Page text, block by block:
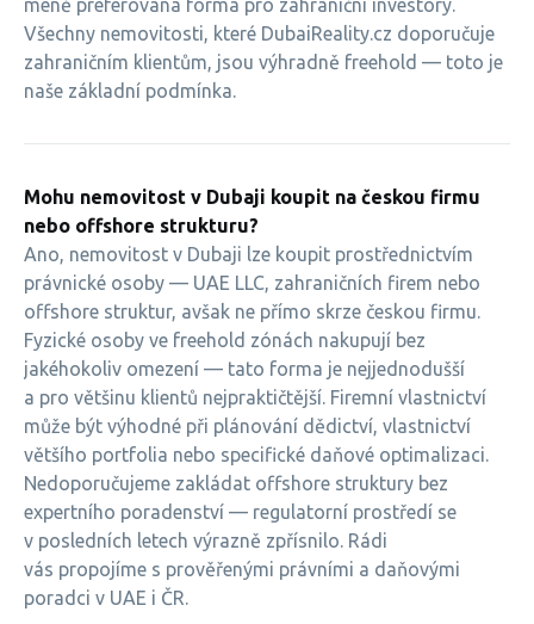
méně preferovaná forma pro zahraniční investory.
Všechny nemovitosti, které DubaiReality.cz doporučuje
zahraničním klientům, jsou výhradně freehold — toto je
naše základní podmínka.
Mohu nemovitost v Dubaji koupit na českou firmu
nebo offshore strukturu?
Ano, nemovitost v Dubaji lze koupit prostřednictvím
právnické osoby — UAE LLC, zahraničních firem nebo
offshore struktur, avšak ne přímo skrze českou firmu.
Fyzické osoby ve freehold zónách nakupují bez
jakéhokoliv omezení — tato forma je nejjednodušší
a pro většinu klientů nejpraktičtější. Firemní vlastnictví
může být výhodné při plánování dědictví, vlastnictví
většího portfolia nebo specifické daňové optimalizaci.
Nedoporučujeme zakládat offshore struktury bez
expertního poradenství — regulatorní prostředí se
v posledních letech výrazně zpřísnilo. Rádi
vás propojíme s prověřenými právními a daňovými
poradci v UAE i ČR.